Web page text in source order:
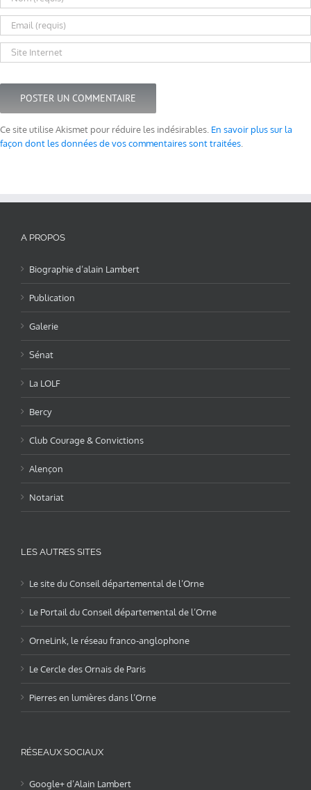
Ce site utilise Akismet pour réduire les indésirables. En savoir plus sur la
façon dont les données de vos commentaires sont traitées
A PROPOS
Biographie d’alain Lambert
Publication
Galerie
Sénat
La LOLF
Bercy
Club Courage & Convictions
Alençon
Notariat
LES AUTRES SITES
Le site du Conseil départemental de l’Orne
Le Portail du Conseil départemental de l’Orne
OrneLink, le réseau franco-anglophone
Le Cercle des Ornais de Paris
Pierres en lumières dans l’Orne
RÉSEAUX SOCIAUX
Google+ d’Alain Lambert